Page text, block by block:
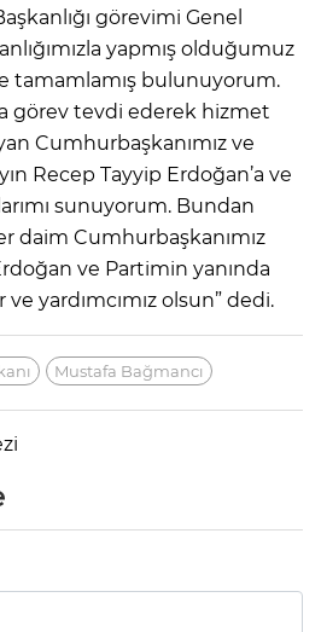
görevimi Genel
yapmış olduğumuz
tamamlamış bulunuyorum.
görev tevdi ederek hizmet
Cumhurbaşkanımız ve
Recep Tayyip Erdoğan’a ve
sunuyorum. Bundan
daim Cumhurbaşkanımız
ve Partimin yanında
yardımcımız olsun” dedi.
Mustafa Bağmancı